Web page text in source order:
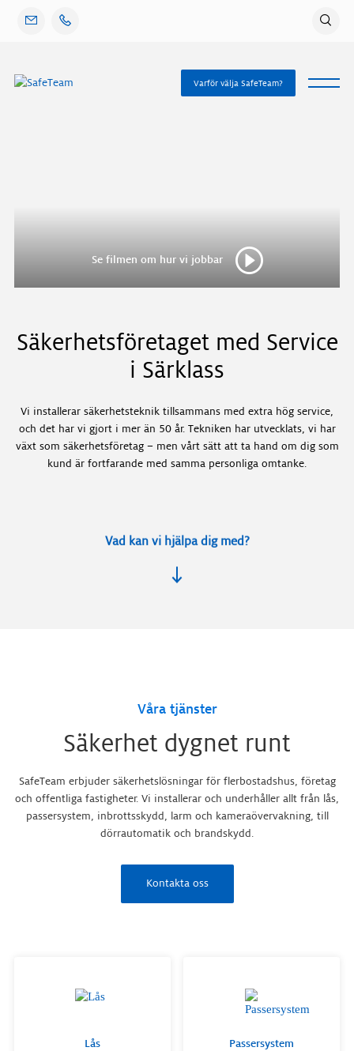
vidare
Varför välja SafeTeam?
Se filmen om hur vi jobbar
Säkerhetsföretaget med Service
i Särklass
Vi installerar säkerhetsteknik tillsammans med extra hög service,
och det har vi gjort i mer än 50 år. Tekniken har utvecklats, vi har
växt som säkerhetsföretag – men vårt sätt att ta hand om dig som
kund är fortfarande med samma personliga omtanke.
Vad kan vi hjälpa dig med?
Våra tjänster
Säkerhet dygnet runt
SafeTeam erbjuder säkerhetslösningar för flerbostadshus, företag
och offentliga fastigheter. Vi installerar och underhåller allt från lås,
passersystem, inbrottsskydd, larm och kameraövervakning, till
dörrautomatik och brandskydd.
Kontakta oss
Lås Passersystem